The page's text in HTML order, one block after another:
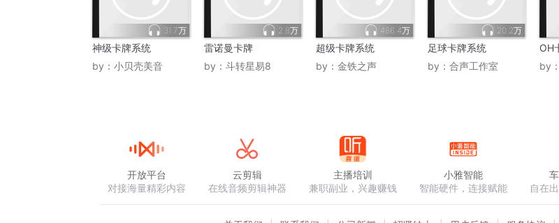
31.7万
神级卡牌系统
by： 小贝壳美音
2.8万
雷诺曼卡牌
by： 斗转星易8
486.4万
超级卡牌系统
by： 金铁之声
20.2万
足球卡牌系统
by： 合声工作室
OH
by：
开放平台
对接海量精彩内容
云剪辑
在线音频剪辑神器
主播培训
兼职副业，兴趣赚钱
小雅智能
智能硬件，连接赋能
自在